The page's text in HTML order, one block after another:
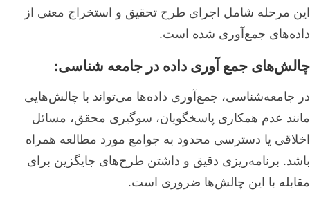
این مرحله شامل اجرای طرح تحقیق و استخراج معنی از
داده‌های جمع‌آوری شده است.
چالش‌های جمع آوری داده در جامعه شناسی:
در جامعه‌شناسی، جمع‌آوری داده‌ها می‌تواند با چالش‌هایی
مانند عدم همکاری پاسخگویان، سوگیری محقق، مسائل
اخلاقی یا دسترسی محدود به جوامع مورد مطالعه همراه
باشد. برنامه‌ریزی دقیق و داشتن طرح‌های جایگزین برای
مقابله با این چالش‌ها ضروری است.